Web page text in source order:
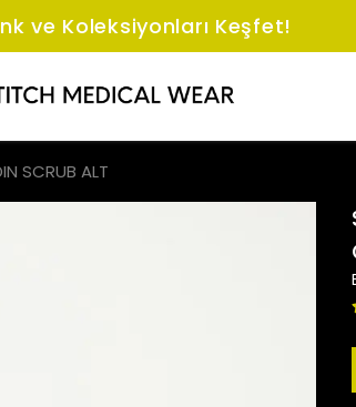
ve Koleksiyonları Keşfet!
SCRUB ALT